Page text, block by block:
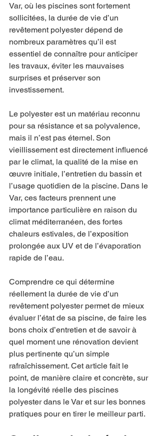
Var, où les piscines sont fortement
sollicitées, la durée de vie d’un
revêtement polyester dépend de
nombreux paramètres qu’il est
essentiel de connaître pour anticiper
les travaux, éviter les mauvaises
surprises et préserver son
investissement.
Le polyester est un matériau reconnu
pour sa résistance et sa polyvalence,
mais il n’est pas éternel. Son
vieillissement est directement influencé
par le climat, la qualité de la mise en
œuvre initiale, l’entretien du bassin et
l’usage quotidien de la piscine. Dans le
Var, ces facteurs prennent une
importance particulière en raison du
climat méditerranéen, des fortes
chaleurs estivales, de l’exposition
prolongée aux UV et de l’évaporation
rapide de l’eau.
Comprendre ce qui détermine
réellement la durée de vie d’un
revêtement polyester permet de mieux
évaluer l’état de sa piscine, de faire les
bons choix d’entretien et de savoir à
quel moment une rénovation devient
plus pertinente qu’un simple
rafraîchissement. Cet article fait le
point, de manière claire et concrète, sur
la longévité réelle des piscines
polyester dans le Var et sur les bonnes
pratiques pour en tirer le meilleur parti.